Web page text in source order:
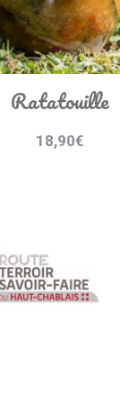
Ratatouille
18,90€